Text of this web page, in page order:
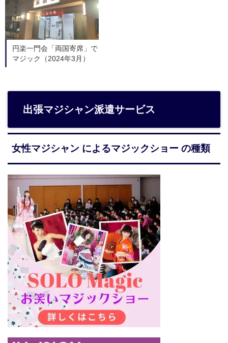
円楽一門会「両国寄席」で
マジック（2024年3月）
出張マジシャン派遣サービス
女性マジシャン によるマジックショー の種類